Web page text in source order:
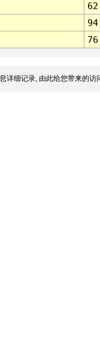
62
94
76
详细记录, 由此给您带来的访